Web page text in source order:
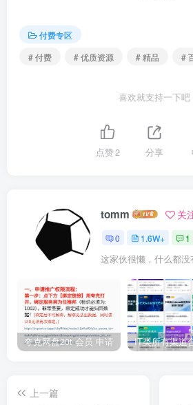
付费专区
# 付费
# 优质资源 # 精品 #
喜欢就支持一下吧
点赞2 分享
tomm 关
0 1.6W+ 1
这家伙很懒，什么都没
夸克网盘20t 会员 申请
上一篇